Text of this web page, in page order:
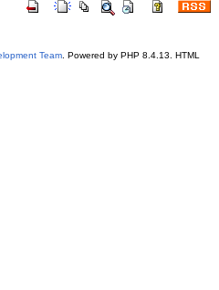
Team. Powered by PHP 8.4.13. HTML